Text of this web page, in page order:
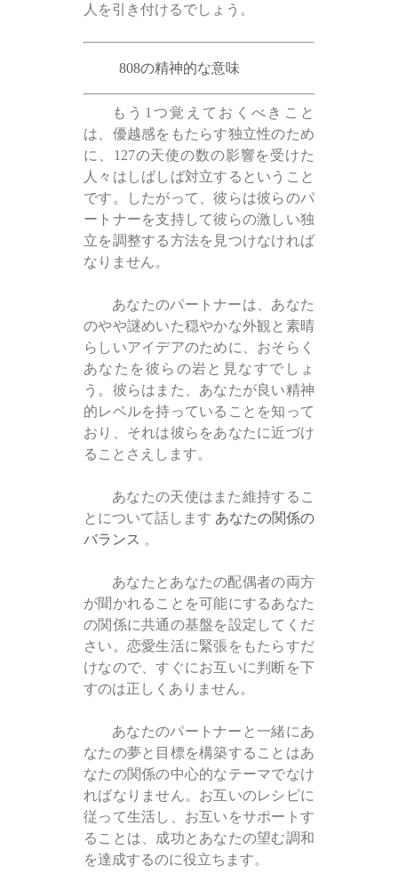
人を引き付けるでしょう。
808の精神的な意味
もう1つ覚えておくべきこと
は、優越感をもたらす独立性のため
に、127の天使の数の影響を受けた
人々はしばしば対立するということ
です。したがって、彼らは彼らのパ
ートナーを支持して彼らの激しい独
立を調整する方法を見つけなければ
なりません。
あなたのパートナーは、あなた
のやや謎めいた穏やかな外観と素晴
らしいアイデアのために、おそらく
あなたを彼らの岩と見なすでしょ
う。彼らはまた、あなたが良い精神
的レベルを持っていることを知って
おり、それは彼らをあなたに近づけ
ることさえします。
あなたの天使はまた維持するこ
とについて話します あなたの関係の
バランス 。
あなたとあなたの配偶者の両方
が聞かれることを可能にするあなた
の関係に共通の基盤を設定してくだ
さい。恋愛生活に緊張をもたらすだ
けなので、すぐにお互いに判断を下
すのは正しくありません。
あなたのパートナーと一緒にあ
なたの夢と目標を構築することはあ
なたの関係の中心的なテーマでなけ
ればなりません。お互いのレシピに
従って生活し、お互いをサポートす
ることは、成功とあなたの望む調和
を達成するのに役立ちます。